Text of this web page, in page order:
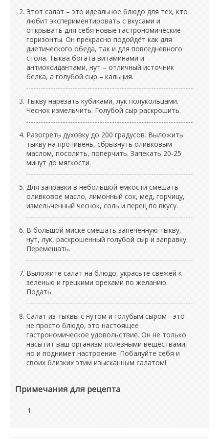
Этот салат – это идеальное блюдо для тех, кто
любит экспериментировать с вкусами и
открывать для себя новые гастрономические
горизонты. Он прекрасно подойдёт как для
диетического обеда, так и для повседневного
стола. Тыква богата витаминами и
антиоксидантами, нут – отличный источник
белка, а голубой сыр – кальция.
Тыкву нарезать кубиками, лук полукольцами.
Чеснок измельчить. Голубой сыр раскрошить.
Разогреть духовку до 200 градусов. Выложить
тыкву на противень, сбрызнуть оливковым
маслом, посолить, поперчить. Запекать 20-25
минут до мягкости.
Для заправки в небольшой ёмкости смешать
оливковое масло, лимонный сок, мед, горчицу,
измельченный чеснок, соль и перец по вкусу.
В большой миске смешать запечённую тыкву,
нут, лук, раскрошенный голубой сыр и заправку.
Перемешать.
Выложите салат на блюдо, украсьте свежей к
зеленью и грецкими орехами по желанию.
Подать.
Салат из тыквы с нутом и голубым сыром - это
не просто блюдо, это настоящее
гастрономическое удовольствие. Он не только
насытит ваш организм полезными веществами,
но и поднимет настроение. Побалуйте себя и
своих близких этим изысканным салатом!
Примечания для рецепта